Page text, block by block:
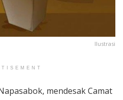
Ilustrasi
mendesak Camat